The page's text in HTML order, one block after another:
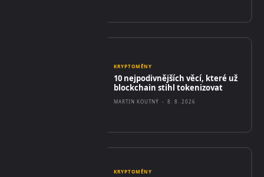
KRYPTOMĚNY
10 nejpodivnějších věcí, které už
blockchain stihl tokenizovat
MARTIN KOUTNÝ - 8. 8. 2026
KRYPTOMĚNY